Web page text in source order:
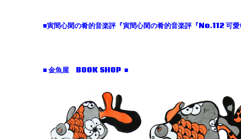
■寅間心閑の肴的音楽評『寅間心閑の肴的音楽評『No.112 可
■ 金魚屋 BOOK SHOP ■